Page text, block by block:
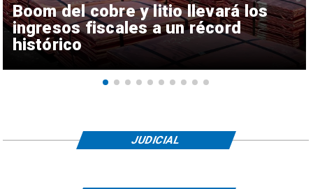
Boom del cobre y litio llevará los
ingresos fiscales a un récord
histórico
JUDICIAL